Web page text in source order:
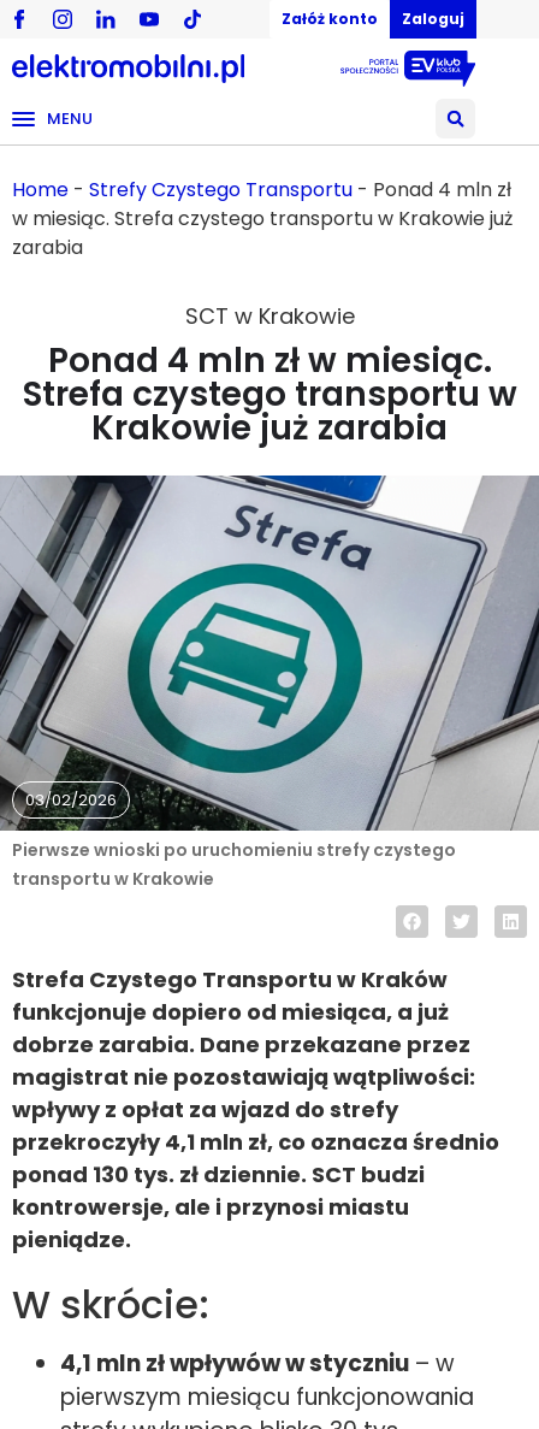
Załóż konto Zaloguj
MENU
Home - Strefy Czystego Transportu - Ponad 4 mln zł
w miesiąc. Strefa czystego transportu w Krakowie już
zarabia
SCT w Krakowie
Ponad 4 mln zł w miesiąc.
Strefa czystego transportu w
Krakowie już zarabia
03/02/2026
Pierwsze wnioski po uruchomieniu strefy czystego
transportu w Krakowie
Strefa Czystego Transportu w Kraków
funkcjonuje dopiero od miesiąca, a już
dobrze zarabia. Dane przekazane przez
magistrat nie pozostawiają wątpliwości:
wpływy z opłat za wjazd do strefy
przekroczyły 4,1 mln zł, co oznacza średnio
ponad 130 tys. zł dziennie. SCT budzi
kontrowersje, ale i przynosi miastu
pieniądze.
W skrócie:
4,1 mln zł wpływów w styczniu – w
pierwszym miesiącu funkcjonowania